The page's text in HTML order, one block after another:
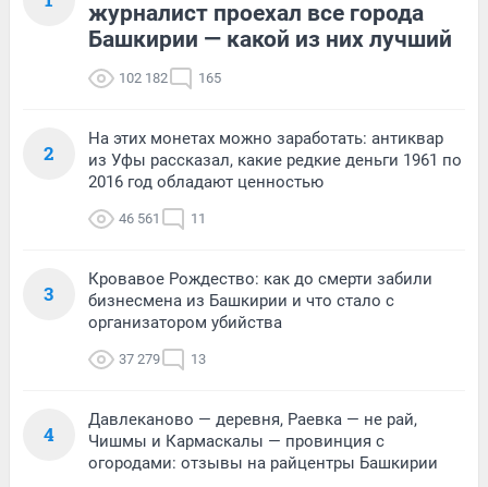
журналист проехал все города
Башкирии — какой из них лучший
102 182 165
2
На этих монетах можно заработать: антиквар
из Уфы рассказал, какие редкие деньги 1961 по
2016 год обладают ценностью
46 561 11
3
Кровавое Рождество: как до смерти забили
бизнесмена из Башкирии и что стало с
организатором убийства
37 279 13
4
Давлеканово — деревня, Раевка — не рай,
Чишмы и Кармаскалы — провинция с
огородами: отзывы на райцентры Башкирии